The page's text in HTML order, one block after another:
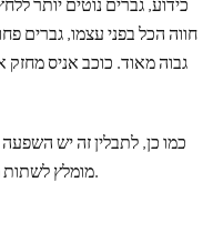
כידוע, גברים נוטים יותר
חווה הכל בפני עצמו, גברים
גבוה מאוד. כוכב אניס
כמו כן, לתבלין זה יש
מומלץ לשתות מרתח של אניס כוכב לפחות פעם בשבוע.